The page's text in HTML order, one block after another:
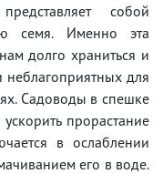
собой
семя. Именно эта
долго храниться и
неблагоприятных для
Садоводы в спешке
прорастание
в ослаблении
его в воде.